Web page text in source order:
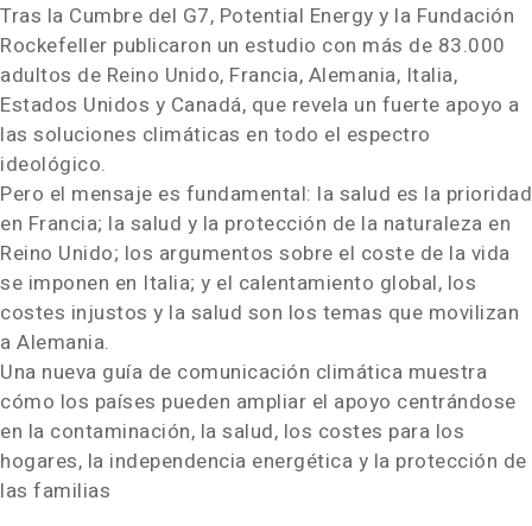
Tras la Cumbre del G7, Potential Energy y la Fundación
Rockefeller publicaron un estudio con más de 83.000
adultos de Reino Unido, Francia, Alemania, Italia,
Estados Unidos y Canadá, que revela un fuerte apoyo a
las soluciones climáticas en todo el espectro
ideológico.
Pero el mensaje es fundamental: la salud es la prioridad
en Francia; la salud y la protección de la naturaleza en
Reino Unido; los argumentos sobre el coste de la vida
se imponen en Italia; y el calentamiento global, los
costes injustos y la salud son los temas que movilizan
a Alemania.
Una nueva guía de comunicación climática muestra
cómo los países pueden ampliar el apoyo centrándose
en la contaminación, la salud, los costes para los
hogares, la independencia energética y la protección de
las familias